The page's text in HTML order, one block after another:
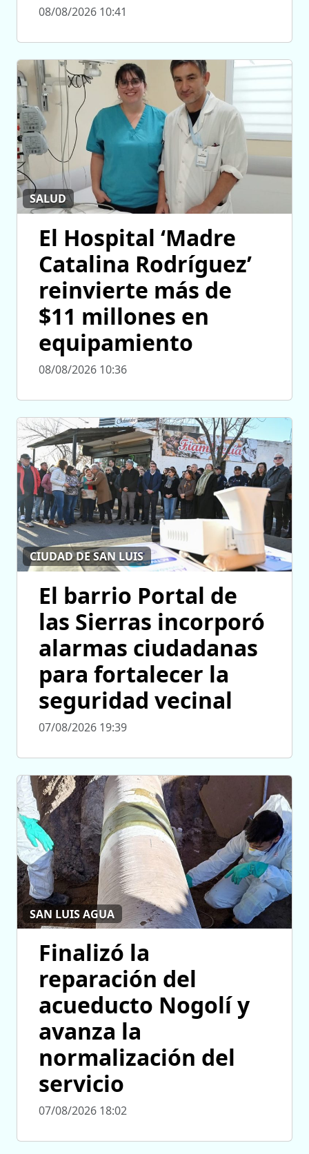
08/08/2026 10:41
SALUD
El Hospital ‘Madre
Catalina Rodríguez’
reinvierte más de
$11 millones en
equipamiento
08/08/2026 10:36
CIUDAD DE SAN LUIS
El barrio Portal de
las Sierras incorporó
alarmas ciudadanas
para fortalecer la
seguridad vecinal
07/08/2026 19:39
SAN LUIS AGUA
Finalizó la
reparación del
acueducto Nogolí y
avanza la
normalización del
servicio
07/08/2026 18:02